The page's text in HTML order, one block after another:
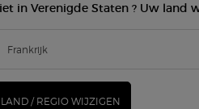
GEUREN
Herengeur
Armani/Privé
in Verenigde Staten ? Uw land
LAND / REGIO WIJZIGEN